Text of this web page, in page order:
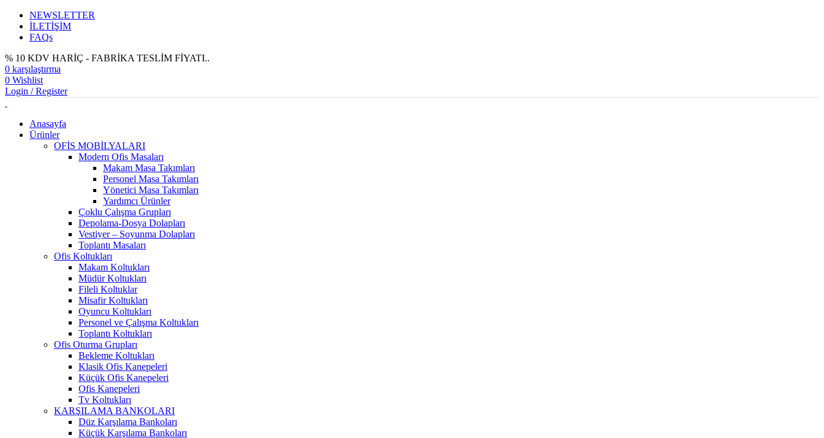
NEWSLETTER
İLETİŞİM
FAQs
% 10 KDV HARİÇ - FABRİKA TESLİM FİYATI..
0 karşılaştırma
0 Wishlist
Login / Register
Anasayfa
Ürünler
OFİS MOBİLYALARI
Modern Ofis Masaları
Makam Masa Takımları
Personel Masa Takımları
Yönetici Masa Takımları
Yardımcı Ürünler
Çoklu Çalışma Grupları
Depolama-Dosya Dolapları
Vestiyer – Soyunma Dolapları
Toplantı Masaları
Ofis Koltukları
Makam Koltukları
Müdür Koltukları
Fileli Koltuklar
Misafir Koltukları
Oyuncu Koltukları
Personel ve Çalışma Koltukları
Toplantı Koltukları
Ofis Oturma Grupları
Bekleme Koltukları
Klasik Ofis Kanepeleri
Küçük Ofis Kanepeleri
Ofis Kanepeleri
Tv Koltukları
KARŞILAMA BANKOLARI
Düz Karşılama Bankoları
Küçük Karşılama Bankoları